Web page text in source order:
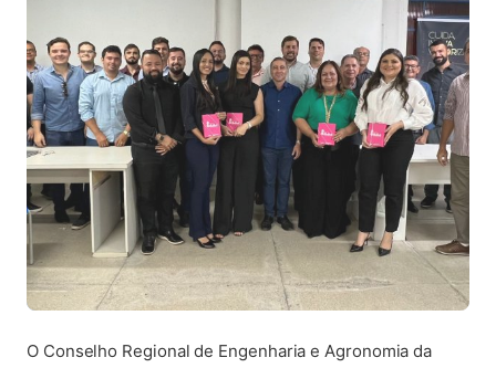
O Conselho Regional de Engenharia e Agronomia da